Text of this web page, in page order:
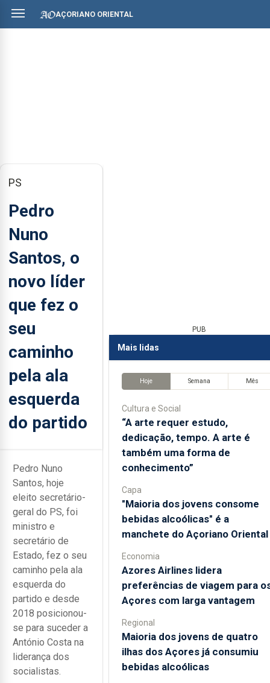
AÇORIANO ORIENTAL
PS
Pedro
Nuno
Santos, o
novo líder
que fez o
seu
caminho
pela ala
esquerda
do partido
Pedro Nuno
Santos, hoje
eleito secretário-
geral do PS, foi
ministro e
secretário de
Estado, fez o seu
caminho pela ala
esquerda do
partido e desde
2018 posicionou-
se para suceder a
António Costa na
liderança dos
socialistas.
PUB
Mais lidas
Hoje Semana Mês
Cultura e Social
“A arte requer estudo,
dedicação, tempo. A arte é
também uma forma de
conhecimento”
Capa
"Maioria dos jovens consome
bebidas alcoólicas" é a
manchete do Açoriano Oriental
Economia
Azores Airlines lidera
preferências de viagem para
Açores com larga vantagem
Regional
Maioria dos jovens de quatro
ilhas dos Açores já consumiu
bebidas alcoólicas